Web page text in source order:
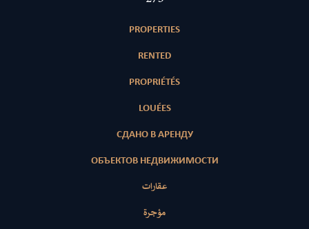
PROPERTIES
RENTED
PROPRIÉTÉS
LOUÉES
СДАНО В АРЕНДУ
ОБЪЕКТОВ НЕДВИЖИМОСТИ
عقارات
مؤجرة